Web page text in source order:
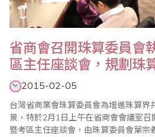
省商會召開珠算委員會
區主任座談會，規劃珠
2015-02-05
台灣省商業會珠算委員會為增進珠算界
景，特於2月1日上午在省商會會議室
暨考區主任座談會，由珠算委員會葉宗